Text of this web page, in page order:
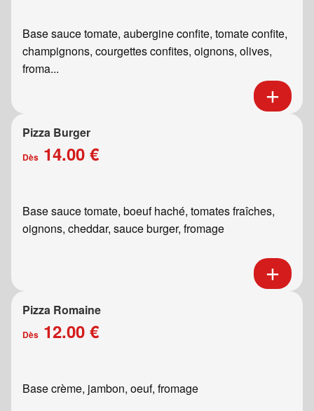
Base sauce tomate, aubergine confite, tomate confite,
champignons, courgettes confites, oignons, olives,
froma...
Pizza Burger
Dès 14.00 €
Base sauce tomate, boeuf haché, tomates fraîches,
oignons, cheddar, sauce burger, fromage
Pizza Romaine
Dès 12.00 €
Base crème, jambon, oeuf, fromage